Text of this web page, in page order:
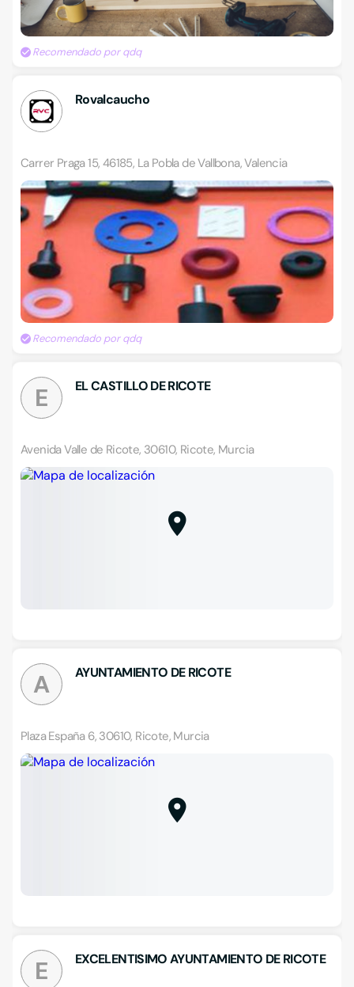
Recomendado por qdq
Rovalcaucho
Carrer Praga 15, 46185, La Pobla de Vallbona, Valencia
Recomendado por qdq
E EL CASTILLO DE RICOTE
Avenida Valle de Ricote, 30610, Ricote, Murcia
A AYUNTAMIENTO DE RICOTE
Plaza España 6, 30610, Ricote, Murcia
E EXCELENTISIMO AYUNTAMIENTO DE RICOTE